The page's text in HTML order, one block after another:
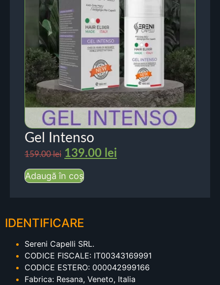
Gel Intenso
159.00lei 139.00 lei
Adaugă în coș
IDENTIFICARE
Sereni Capelli SRL.
CODICE FISCALE: IT00343169991
CODICE ESTERO: 000042999166
Fabrica: Resana, Veneto, Italia